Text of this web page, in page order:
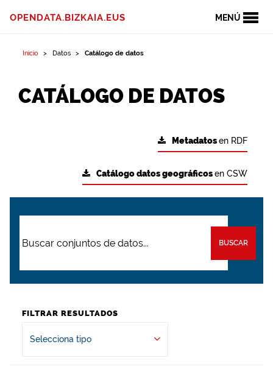
MENÚ
OPENDATA.BIZKAIA.EUS
Inicio Datos Catálogo de datos
CATÁLOGO DE DATOS
Metadatosen RDF
Catálogo datos geográficosen CSW
BUSCAR
FILTRAR RESULTADOS
Selecciona tipo